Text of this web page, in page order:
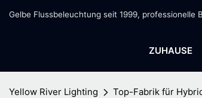
Gelbe Flussbeleuchtung seit 1999,
ZUHAUSE
Yellow River Lighting Top-Fabrik für